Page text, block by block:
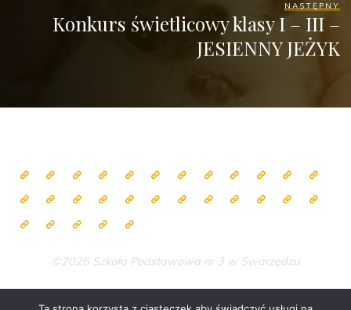
NASTĘPNY
Konkurs świetlicowy klasy I – III –
JESIENNY JEŻYK
©2026 Szkoła Podstawowa nr 3 w Swarzędzu